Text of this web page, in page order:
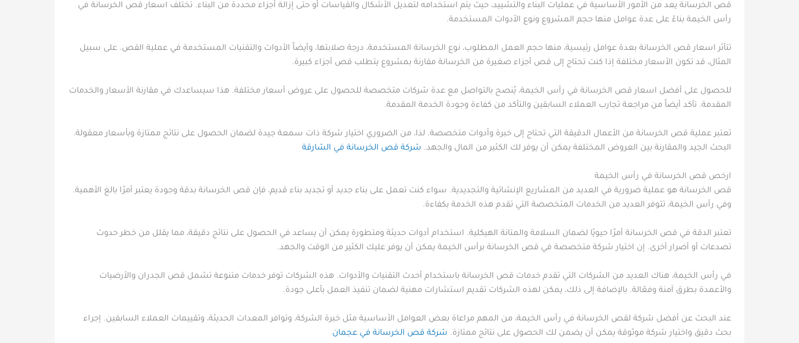
قص الخرسانة يعد من الأمور الأساسية في عمليات البناء والتشييد، حيث يتم استخدامه لتعديل الأشكال والقياسات أو حتى إزالة أجزاء محددة من البناء. تختلف اسعار قص الخرسانة في
رأس الخيمة بناءً على عدة عوامل منها حجم المشروع ونوع الأدوات المستخدمة.
تتأثر اسعار قص الخرسانة بعدة عوامل رئيسية، منها حجم العمل المطلوب، نوع الخرسانة المستخدمة، درجة صلابتها، وأيضاً الأدوات والتقنيات المستخدمة في عملية القص. على سبيل
المثال، قد تكون الأسعار مختلفة إذا كنت تحتاج إلى قص أجزاء صغيرة من الخرسانة مقارنة بمشروع يتطلب قص أجزاء كبيرة.
للحصول على أفضل اسعار قص الخرسانة في رأس الخيمة، يُنصح بالتواصل مع عدة شركات متخصصة للحصول على عروض أسعار مختلفة. هذا سيساعدك في مقارنة الأسعار والخدمات
المقدمة. تأكد أيضاً من مراجعة تجارب العملاء السابقين والتأكد من كفاءة وجودة الخدمة المقدمة.
تعتبر عملية قص الخرسانة من الأعمال الدقيقة التي تحتاج إلى خبرة وأدوات متخصصة. لذا، من الضروري اختيار شركة ذات سمعة جيدة لضمان الحصول على نتائج ممتازة وبأسعار معقولة.
البحث الجيد والمقارنة بين العروض المختلفة يمكن أن يوفر لك الكثير من المال والجهد. شركة قص الخرسانة في الشارقة
ارخص قص الخرسانة في رأس الخيمة
قص الخرسانة هو عملية ضرورية في العديد من المشاريع الإنشائية والتجديدية. سواء كنت تعمل على بناء جديد أو تجديد بناء قديم، فإن قص الخرسانة بدقة وجودة يعتبر أمرًا بالغ الأهمية.
وفي رأس الخيمة، تتوفر العديد من الخدمات المتخصصة التي تقدم هذه الخدمة بكفاءة.
تعتبر الدقة في قص الخرسانة أمرًا حيويًا لضمان السلامة والمتانة الهيكلية. استخدام أدوات حديثة ومتطورة يمكن أن يساعد في الحصول على نتائج دقيقة، مما يقلل من خطر حدوث
تصدعات أو أضرار أخرى. إن اختيار شركة متخصصة في قص الخرسانة برأس الخيمة يمكن أن يوفر عليك الكثير من الوقت والجهد.
في رأس الخيمة، هناك العديد من الشركات التي تقدم خدمات قص الخرسانة باستخدام أحدث التقنيات والأدوات. هذه الشركات توفر خدمات متنوعة تشمل قص الجدران والأرضيات
والأعمدة بطرق آمنة وفعّالة. بالإضافة إلى ذلك، يمكن لهذه الشركات تقديم استشارات مهنية لضمان تنفيذ العمل بأعلى جودة.
عند البحث عن أفضل شركة لقص الخرسانة في رأس الخيمة، من المهم مراعاة بعض العوامل الأساسية مثل خبرة الشركة، وتوافر المعدات الحديثة، وتقييمات العملاء السابقين. إجراء
بحث دقيق واختيار شركة موثوقة يمكن أن يضمن لك الحصول على نتائج ممتازة. شركة قص الخرسانة في عجمان